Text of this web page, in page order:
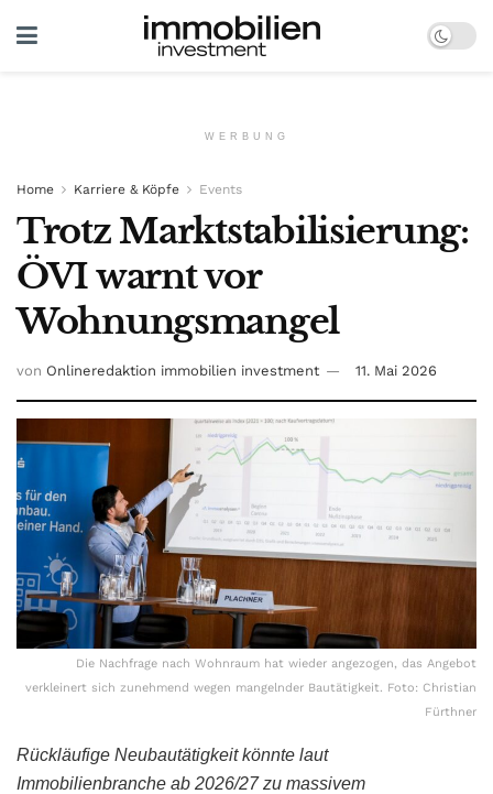
WERBUNG
Home Karriere & Köpfe Events
Trotz Marktstabilisierung:
ÖVI warnt vor
Wohnungsmangel
von Onlineredaktion immobilien investment 11. Mai 2026
Die Nachfrage nach Wohnraum hat wieder angezogen, das Angebot
verkleinert sich zunehmend wegen mangelnder Bautätigkeit. Foto: Christian
Fürthner
Rückläufige Neubautätigkeit könnte laut
Immobilienbranche ab 2026/27 zu massivem